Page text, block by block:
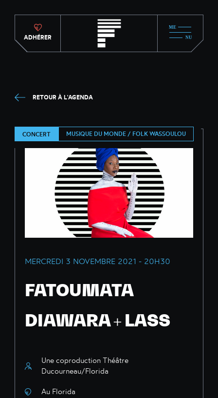
ADHÉRER
RETOUR À L'AGENDA
CONCERT MUSIQUE DU MONDE / FOLK WASSOULOU
MERCREDI 3 NOVEMBRE 2021 - 20H30
FATOUMATA
DIAWARA + LASS
Une coproduction Théâtre
Ducourneau/Florida
Au Florida